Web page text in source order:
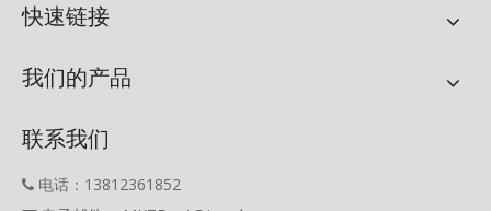
快速链接
我们的产品
联系我们
 电话：13812361852